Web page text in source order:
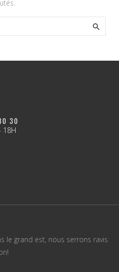

30
18H
le grand est, nous serrons ravis